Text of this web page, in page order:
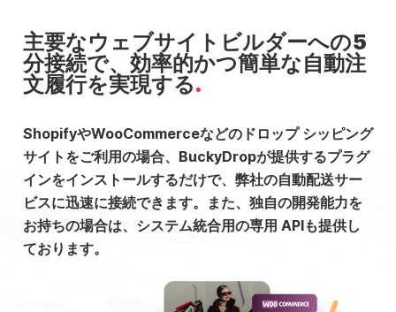
主要なウェブサイトビルダーへの5
分接続で、効率的かつ簡単な自動注
文履行を実現する
ShopifyやWooCommerceなどのドロップ シッピング
サイトをご利用の場合、BuckyDropが提供するプラグ
インをインストールするだけで、弊社の自動配送サー
ビスに迅速に接続できます。また、独自の開発能力を
お持ちの場合は、システム統合用の専用 APIも提供し
ております。